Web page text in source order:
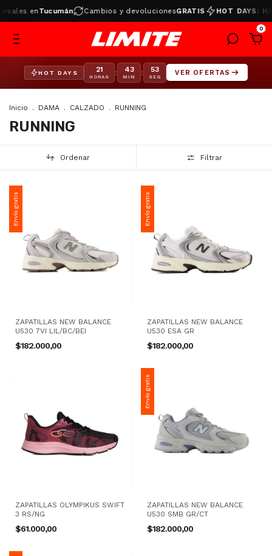
enTucumán Cambios y devolucionesGRATIS HOT DAYS: HASTA
0
HOT DAYS 21
HORAS : 43
MIN : 52
SEG
VER OFERTAS
Inicio . DAMA . CALZADO . RUNNING
RUNNING
Ordenar Filtrar
Envío gratis
ZAPATILLAS NEW BALANCE
U530 7VI LIL/BC/BEI
$182.000,00
Envío gratis
ZAPATILLAS NEW BALANCE
U530 ESA GR
$182.000,00
ZAPATILLAS OLYMPIKUS SWIFT
3 RS/NG
$61.000,00
Envío gratis
ZAPATILLAS NEW BALANCE
U530 SMB GR/CT
$182.000,00